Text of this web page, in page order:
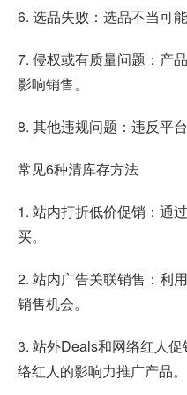
6. 选品失败：选品不当可
7. 侵权或有质量问题：产
影响销售。
8. 其他违规问题：违反平
常见6种清库存方法
1. 站内打折低价促销：通
买。
2. 站内广告关联销售：利
销售机会。
3. 站外Deals和网络红人
络红人的影响力推广产品。